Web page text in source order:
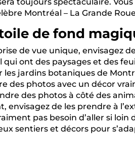
Montréal – La Grande
de fond
de vue unique, envisagez
ont des paysages et des
les jardins botaniques de
des photos avec un décor
des photos à côté des
envisagez de les prendre à
pas besoin d’aller si
sentiers et décors pour